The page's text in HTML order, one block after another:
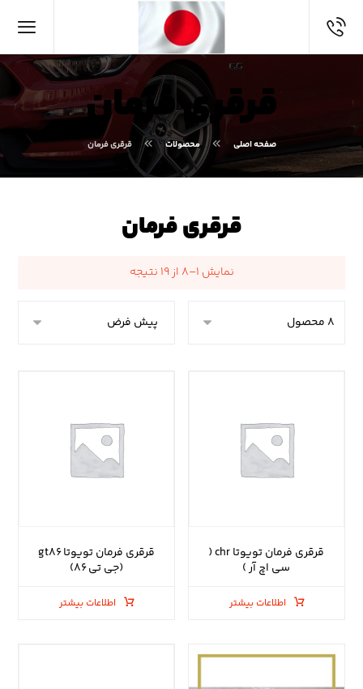
قرقری فرمان
صفحه اصلی محصولات قرقری فرمان
قرقری فرمان
نمایش ۱–۸ از ۱۹ نتیجه
قرقری فرمان تویوتا chr (
سی اچ آر )
اطلاعات بیشتر
قرقری فرمان تویوتا gt۸۶
(جی تی ۸۶)
اطلاعات بیشتر